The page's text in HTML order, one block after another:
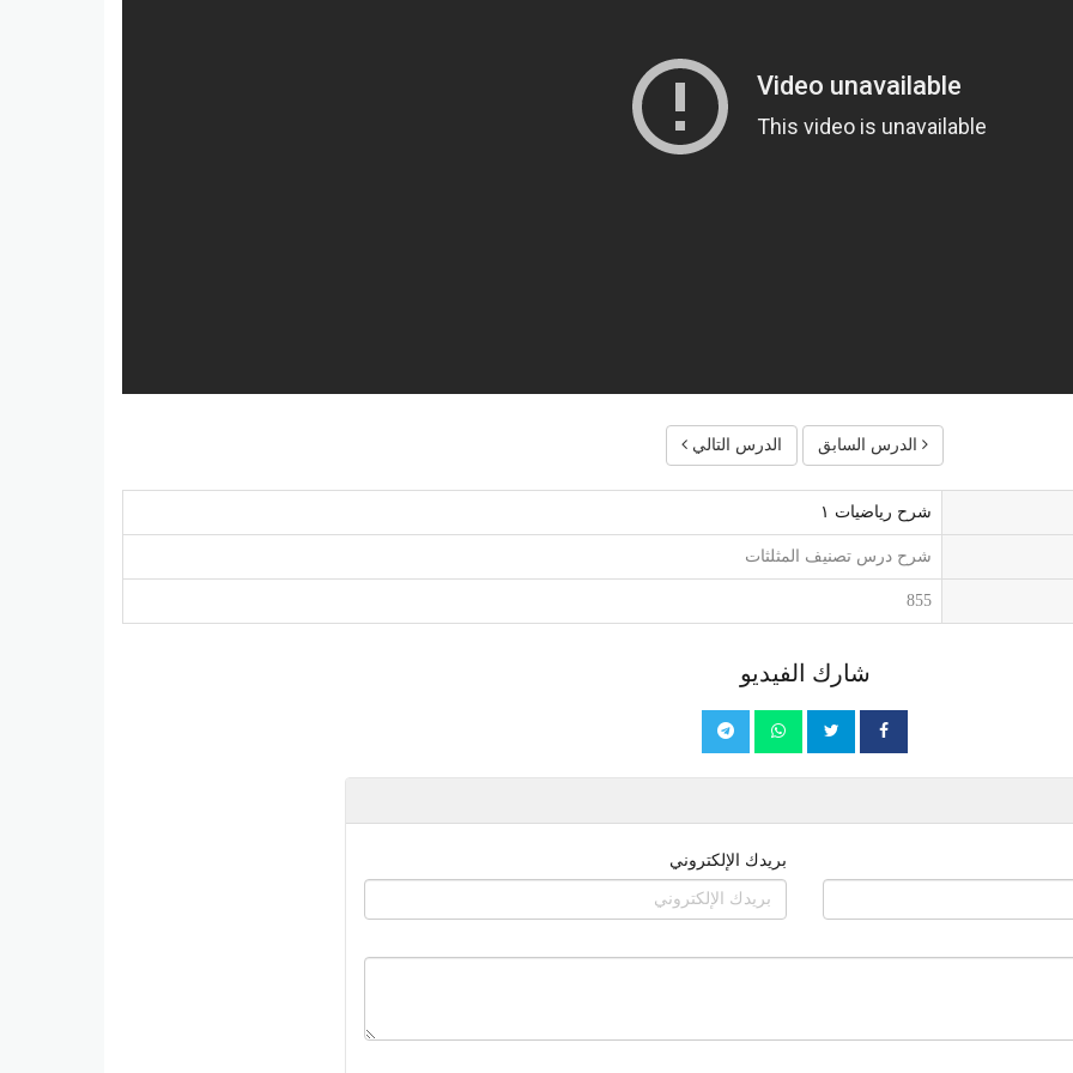
الدرس السابق الدرس التالي
شرح رياضيات ١
شرح درس تصنيف المثلثات
855
شارك الفيديو
بريدك الإلكتروني